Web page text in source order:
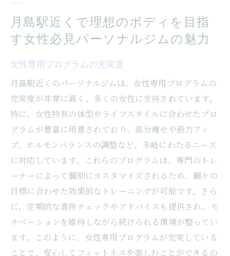
健康維持と美容を兼ね備えたプラン
コミュニケーションを重視したアプローチ
ナルジムの特徴
完全個室でのマンツーマンサポート
女性に特化した設備とアメニティ
セキュリティ対策が充実した施設
予約制で混雑を避けたトレーニング
安心して相談できる女性トレーナー
口コミで評判の信頼できるジム
40代・50代女性におすすめ月島のジムで健康的
なライフスタイルを
年齢に応じた体力づくりプログラム
健康相談も受けられる多目的ジム
月島駅近くで理想のボディを目指
す女性必見パーソナルジムの魅力
女性専用プログラムの充実度
月島駅近くのパーソナルジムは、女性専用プログラムの
充実度が非常に高く、多くの女性に支持されています。
特に、女性特有の体型やライフスタイルに合わせたプロ
グラムが豊富に用意されており、部分痩せや筋力アッ
プ、ホルモンバランスの調整など、多岐にわたるニーズ
に対応しています。これらのプログラムは、専門のトレ
ーナーによって個別にカスタマイズされるため、個々の
目標に合わせた効果的なトレーニングが可能です。さら
に、定期的な進捗チェックやアドバイスも提供され、モ
チベーションを維持しながら続けられる環境が整ってい
ます。このように、女性専用プログラムが充実している
ことで、安心してフィットネスを楽しむことができるの